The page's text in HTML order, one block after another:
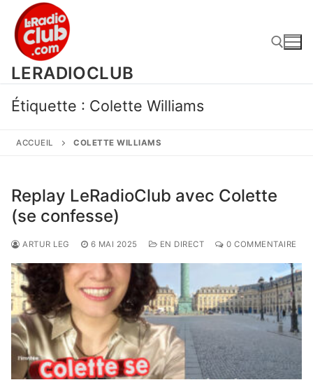
contenu
LERADIOCLUB
Rechercher :
Étiquette : Colette Williams
ACCUEIL COLETTE WILLIAMS
Replay LeRadioClub avec Colette
(se confesse)
ARTUR LEG 6 MAI 2025 EN DIRECT 0 COMMENTAIRE